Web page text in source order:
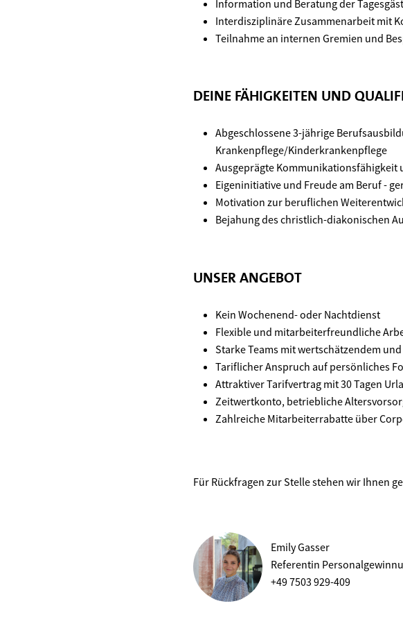
Information und Beratung der
Interdisziplinäre Zusammenarbeit mit
Teilnahme an internen Gremien und
DEINE FÄHIGKEITEN UND
Abgeschlossene 3-jährige
Krankenpflege/Kinderkrankenpflege
Ausgeprägte Kommunikationsfähigkeit
Eigeninitiative und Freude am Beruf -
Motivation zur beruflichen
Bejahung des christlich-diakonischen
UNSER ANGEBOT
Kein Wochenend- oder Nachtdienst
Flexible und mitarbeiterfreundliche
Starke Teams mit wertschätzendem
Tariflicher Anspruch auf persönliches
Attraktiver Tarifvertrag mit 30 Tagen
Zeitwertkonto, betriebliche
Zahlreiche Mitarbeiterrabatte über
Für Rückfragen zur Stelle stehen wir Ihnen
Emily Gasser
Referentin
+49 7503 929-409